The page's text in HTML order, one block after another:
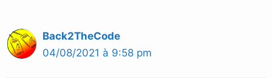
Back2TheCode
04/08/2021 à 9:58 pm